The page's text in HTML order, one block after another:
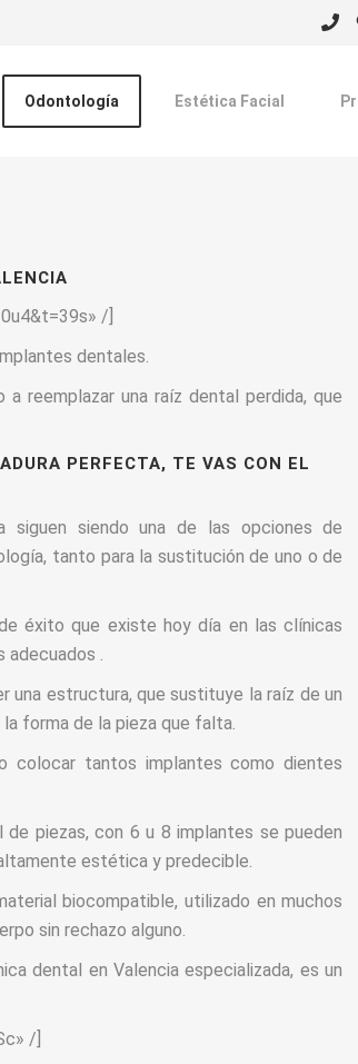
Odontología Estética Facial
/]
dentales.
reemplazar una raíz dental perdida, que
PERFECTA, TE VAS CON EL
siguen siendo una de las opciones de
tanto para la sustitución de uno o de
éxito que existe hoy día en las clínicas
adecuados .
una estructura, que sustituye la raíz de un
forma de la pieza que falta.
colocar tantos implantes como dientes
de piezas, con 6 u 8 implantes se pueden
estética y predecible.
biocompatible, utilizado en muchos
sin rechazo alguno.
dental en Valencia especializada, es un
/]